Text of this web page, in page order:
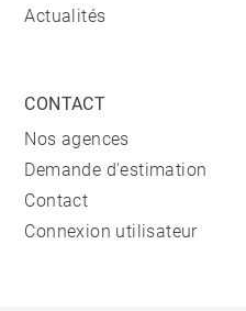
Actualités
CONTACT
Nos agences
Demande d'estimation
Contact
Connexion utilisateur